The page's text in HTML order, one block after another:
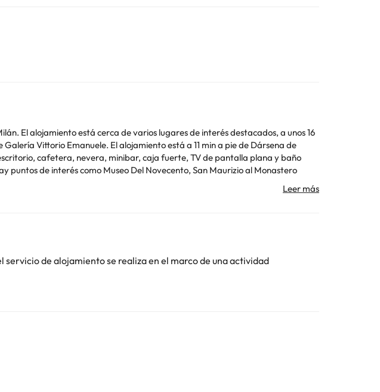
El alojamiento está cerca de varios lugares de interés destacados, a unos 16
Vittorio Emanuele. El alojamiento está a 11 min a pie de Dársena de
a 9 km, y el alojamiento ofrece servicio de traslado de pago para ir o volver
al hacer la reserva o ponerte en contacto directamente con el
un particular
en el establecimiento. Toda la información de esta ficha está sujeta a
de alojamiento se realiza en el marco de una actividad